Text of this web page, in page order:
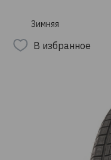
Зимняя
В избранное